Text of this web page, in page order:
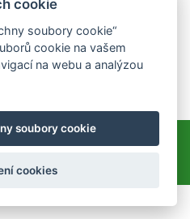
cookie
soubory cookie“
cookie na vašem
na webu a analýzou
soubory cookie
cookies
Sluníčko
stránek